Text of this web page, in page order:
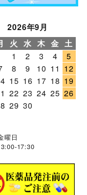
2026年9月
火 水 木 金 土
1
2 3 4
5
8 9 10 11 12
15 16 17 18 19
22 23 24 25 26
29 30
曜日
17:30